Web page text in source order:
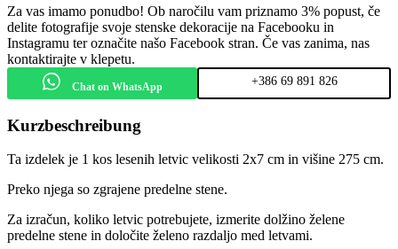
Za vas imamo ponudbo! Ob naročilu vam priznamo 3% popust, če
delite fotografije svoje stenske dekoracije na Facebooku in
Instagramu ter označite našo Facebook stran. Če vas zanima, nas
kontaktirajte v klepetu.
Chat on WhatsApp +386 69 891 826
Kurzbeschreibung
Ta izdelek je 1 kos lesenih letvic velikosti 2x7 cm in višine 275 cm.
Preko njega so zgrajene predelne stene.
Za izračun, koliko letvic potrebujete, izmerite dolžino želene
predelne stene in določite želeno razdaljo med letvami.